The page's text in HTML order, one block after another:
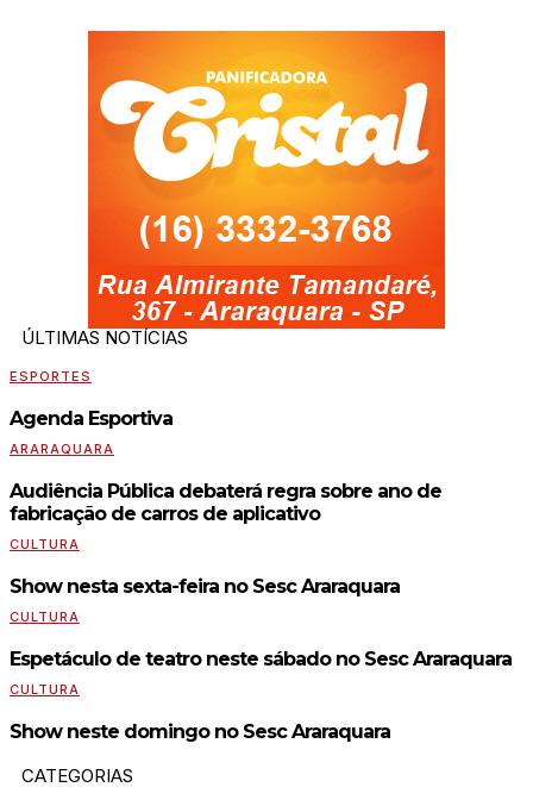
ÚLTIMAS NOTÍCIAS
ESPORTES
Agenda Esportiva
ARARAQUARA
Audiência Pública debaterá regra sobre ano de
fabricação de carros de aplicativo
CULTURA
Show nesta sexta-feira no Sesc Araraquara
CULTURA
Espetáculo de teatro neste sábado no Sesc Araraquara
CULTURA
Show neste domingo no Sesc Araraquara
CATEGORIAS